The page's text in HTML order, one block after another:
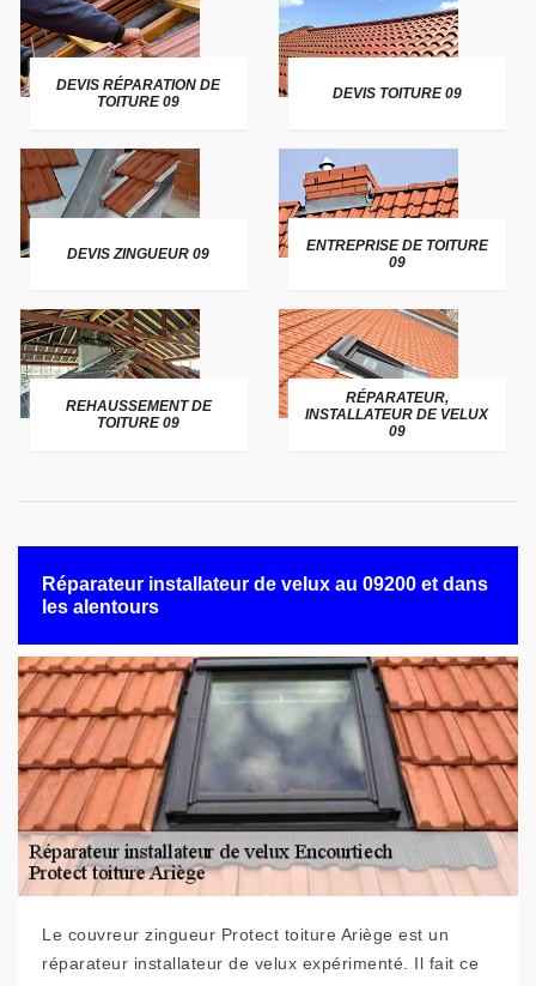
DEVIS RÉPARATION DE
TOITURE 09
DEVIS TOITURE 09
DEVIS ZINGUEUR 09
ENTREPRISE DE TOITURE
09
REHAUSSEMENT DE
TOITURE 09
RÉPARATEUR,
INSTALLATEUR DE VELUX
09
Réparateur installateur de velux au 09200 et dans
les alentours
Le couvreur zingueur Protect toiture Ariège est un
réparateur installateur de velux expérimenté. Il fait ce